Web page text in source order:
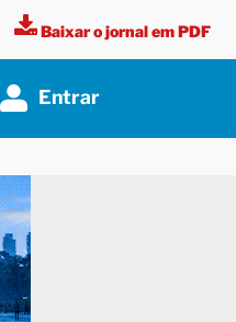
Baixar o jornal em PDF
Entrar